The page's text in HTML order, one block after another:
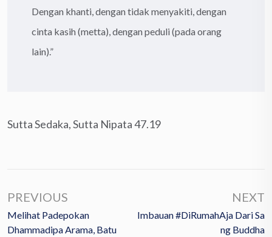
Dengan khanti, dengan tidak menyakiti, dengan
cinta kasih (metta), dengan peduli (pada orang
lain).”
Sutta Sedaka, Sutta Nipata 47.19
PREVIOUS
Melihat Padepokan
Dhammadipa Arama, Batu
NEXT
Imbauan #DiRumahAja Dari Sa
Ng Buddha